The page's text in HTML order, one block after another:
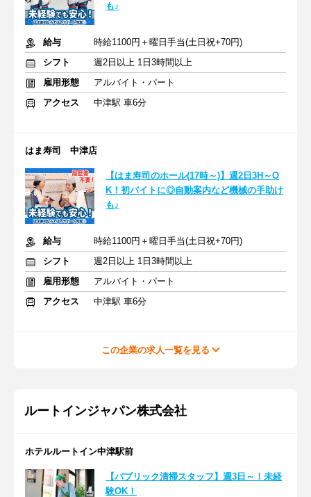
も♪
給与
時給1100円＋曜日手当(土日祝+70円)
シフト
週2日以上 1日3時間以上
雇用形態
アルバイト・パート
アクセス
中津駅 車6分
はま寿司 中津店
【はま寿司のホール(17時～)】週2日3H～O
K！初バイトに◎自動案内など機械の手助け
も♪
給与
時給1100円＋曜日手当(土日祝+70円)
シフト
週2日以上 1日3時間以上
雇用形態
アルバイト・パート
アクセス
中津駅 車6分
この企業の求人一覧を見る
ルートインジャパン株式会社
ホテルルートイン中津駅前
【パブリック清掃スタッフ】週3日～！未経
験OK！